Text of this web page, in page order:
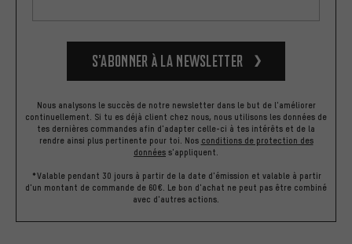
S’abonner à la newsletter
Nous analysons le succès de notre newsletter dans le but de l'améliorer
continuellement. Si tu es déjà client chez nous, nous utilisons les données de
tes dernières commandes afin d'adapter celle-ci à tes intérêts et de la
rendre ainsi plus pertinente pour toi. Nos conditions de protection des
données s'appliquent.
*Valable pendant 30 jours à partir de la date d'émission et valable à partir
d'un montant de commande de 60€. Le bon d'achat ne peut pas être combiné
avec d'autres actions.